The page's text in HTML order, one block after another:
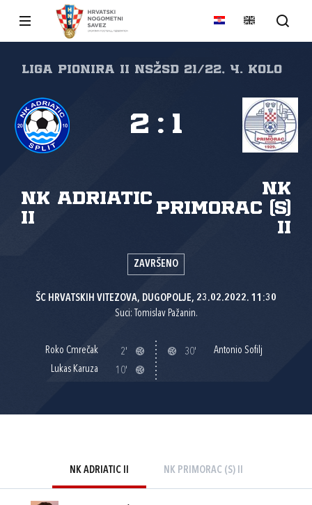
Liga pionira II NSŽSD 21/22, 4. kolo
NK Adriatic
II
NK
Primorac (S)
II
2 : 1
ZAVRŠENO
ŠC HRVATSKIH VITEZOVA, DUGOPOLJE, 23.02.2022. 11:30
Suci: Tomislav Pažanin.
Roko Cmrečak
2'
Lukas Karuza
10'
30' Antonio Sofilj
NK ADRIATIC II NK PRIMORAC (S) II